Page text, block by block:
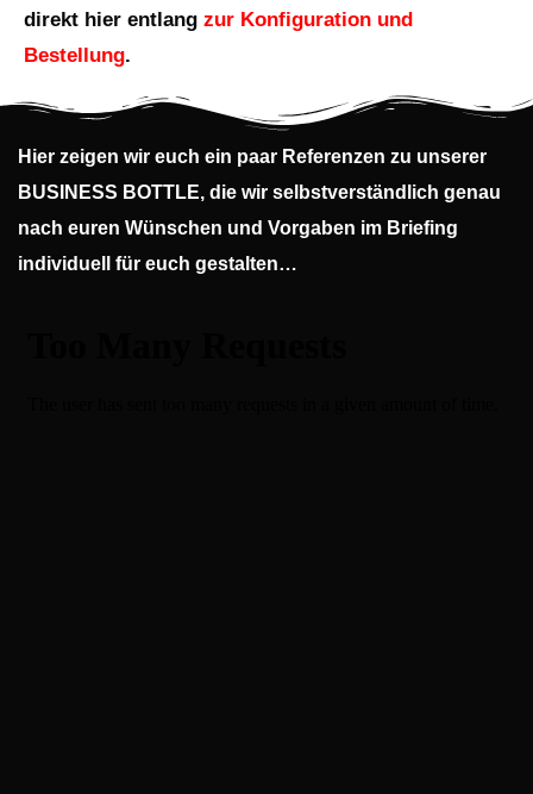
direkt hier entlang zur Konfiguration und
Bestellung.
Hier zeigen wir euch ein paar Referenzen zu unserer
BUSINESS BOTTLE, die wir selbstverständlich genau
nach euren Wünschen und Vorgaben im Briefing
individuell für euch gestalten…